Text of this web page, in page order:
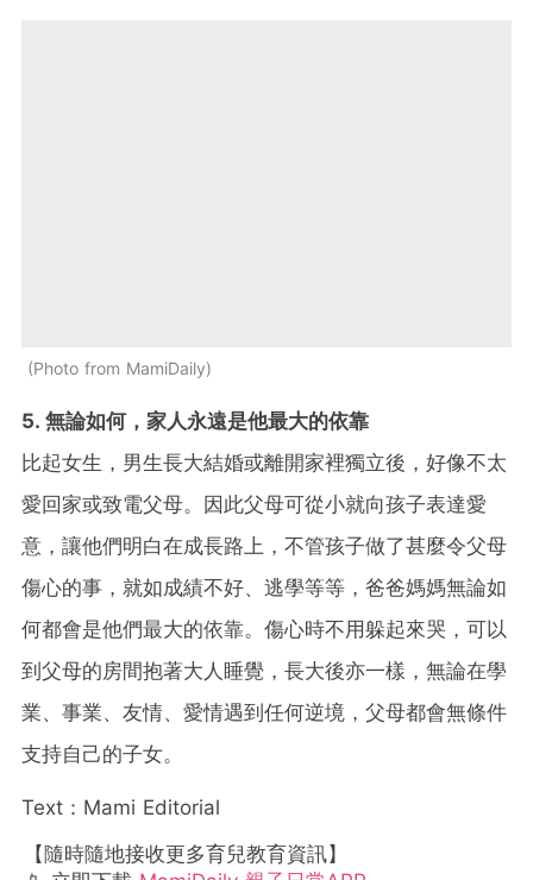
Photo from MamiDaily
5. 無論如何，家人永遠是他最大的依靠
比起女生，男生長大結婚或離開家裡獨立後，好像不太
愛回家或致電父母。因此父母可從小就向孩子表達愛
意，讓他們明白在成長路上，不管孩子做了甚麼令父母
傷心的事，就如成績不好、逃學等等，爸爸媽媽無論如
何都會是他們最大的依靠。傷心時不用躲起來哭，可以
到父母的房間抱著大人睡覺，長大後亦一樣，無論在學
業、事業、友情、愛情遇到任何逆境，父母都會無條件
支持自己的子女。
Text：Mami Editorial
【隨時隨地接收更多育兒教育資訊】